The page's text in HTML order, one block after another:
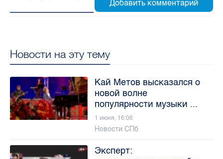
Новости на эту тему
Кай Метов высказался о
новой волне
популярности музыки ...
1 июня, 16:06
Новости СПб
Эксперт: